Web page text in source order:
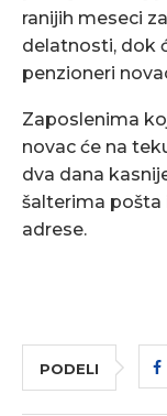
ranijih meseci
delatnosti, dok
penzioneri
Zaposlenima
novac će na
dva dana
šalterima pošta
adrese.
PODELI